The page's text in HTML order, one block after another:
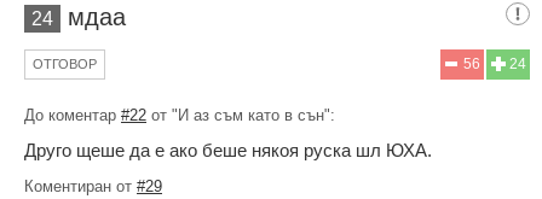
24 мдаа
24
56
ОТГОВОР
До коментар #22 от "И аз съм като в сън":
Друго щеше да е ако беше някоя руска шл ЮХА.
Коментиран от #29